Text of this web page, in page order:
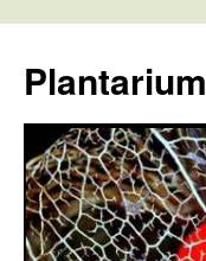
tartalomba
Plantarium